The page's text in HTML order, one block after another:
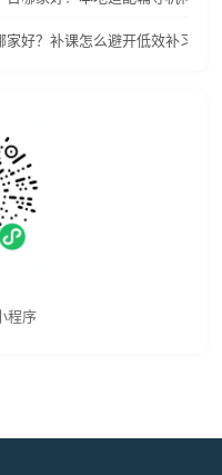
好？补课怎么避开低效补习陷阱
程序